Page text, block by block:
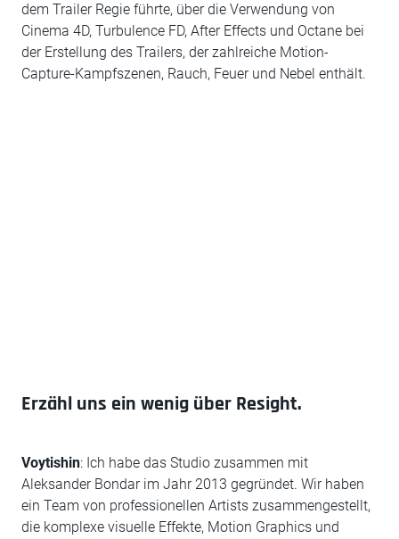
dem Trailer Regie führte, über die Verwendung von
Cinema 4D, Turbulence FD, After Effects und Octane bei
der Erstellung des Trailers, der zahlreiche Motion-
Capture-Kampfszenen, Rauch, Feuer und Nebel enthält.
Erzähl uns ein wenig über Resight.
Voytishin: Ich habe das Studio zusammen mit
Aleksander Bondar im Jahr 2013 gegründet. Wir haben
ein Team von professionellen Artists zusammengestellt,
die komplexe visuelle Effekte, Motion Graphics und